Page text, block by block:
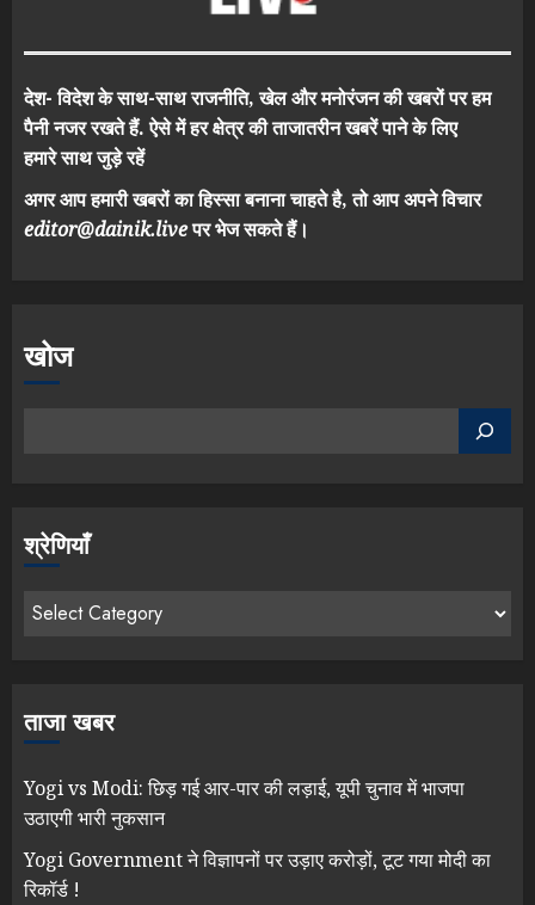
देश- विदेश के साथ-साथ राजनीति, खेल और मनोरंजन की खबरों पर हम
पैनी नजर रखते हैं. ऐसे में हर क्षेत्र की ताजातरीन खबरें पाने के लिए
हमारे साथ जुड़े रहें
अगर आप हमारी खबरों का हिस्सा बनाना चाहते है, तो आप अपने विचार
editor@dainik.liveपर भेज सकते हैं।
खोज
श्रेणियाँ
ताजा खबर
Yogi vs Modi: छिड़ गई आर-पार की लड़ाई, यूपी चुनाव में भाजपा
उठाएगी भारी नुकसान
Yogi Government ने विज्ञापनों पर उड़ाए करोड़ों, टूट गया मोदी का
रिकॉर्ड !